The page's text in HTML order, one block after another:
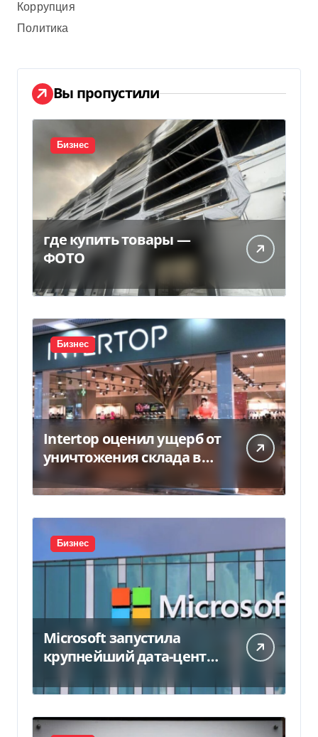
Коррупция
Политика
Вы пропустили
Бизнес
где купить товары —
ФОТО
Бизнес
Intertop оценил ущерб от
уничтожения склада в
450 млн грн
Бизнес
Microsoft запустила
крупнейший дата-центр
миллиарда